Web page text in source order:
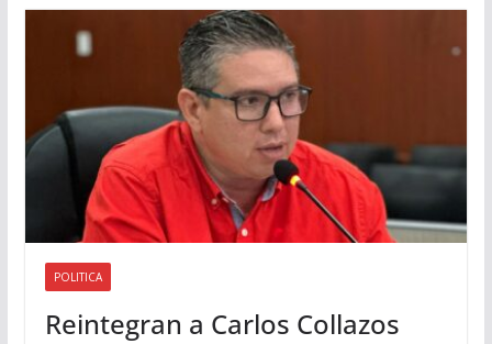
POLITICA
Reintegran a Carlos Collazos